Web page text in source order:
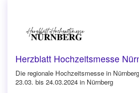
Herzblatt Hochzeitsmesse
Die regionale Hochzeitsmesse in Nürnberg
23.03. bis 24.03.2024 in Nürnberg